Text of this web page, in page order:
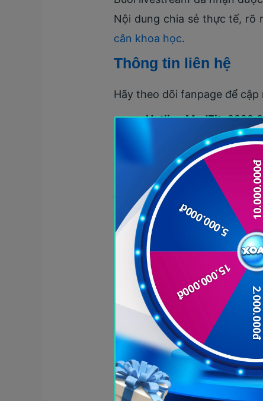
Nội dung chia sẻ thực tế, rõ
cân khoa học.
Thông tin liên hệ
Hãy theo dõi fanpage để
Hotline MedFit:
https://
Website:https://
MedFitluôn sẵn sàng đồng